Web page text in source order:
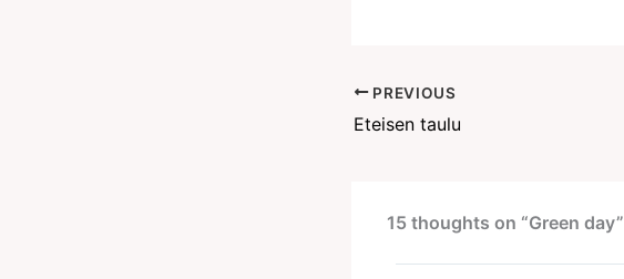
PREVIOUS
Eteisen taulu
15 thoughts on “Green day”